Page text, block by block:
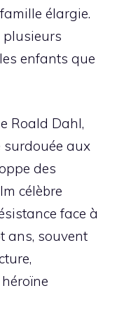
élargie.
plusieurs
enfants que
Roald Dahl,
surdouée aux
des
célèbre
face à
ans, souvent